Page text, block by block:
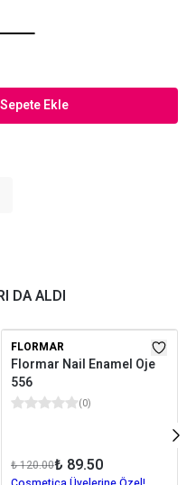
Sepete Ekle
DA ALDI
FLORMAR
Flormar Nail Enamel Oje
556
(0)
₺ 120.00₺ 89.50